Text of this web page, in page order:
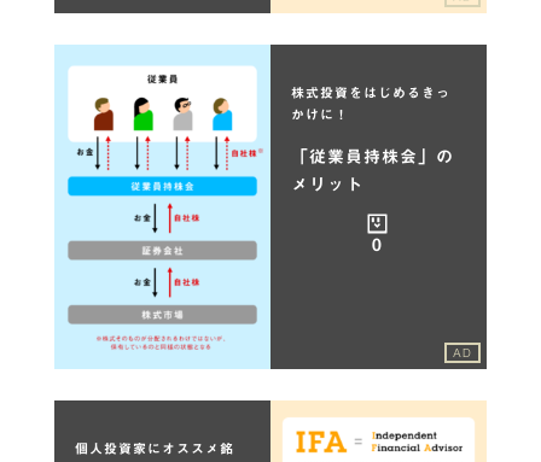
株式投資をはじめるきっ
かけに！
「従業員持株会」の
メリット
0
AD
個人投資家にオススメ銘